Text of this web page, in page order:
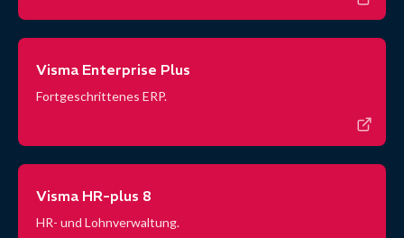
Visma Enterprise Plus
Fortgeschrittenes ERP.
Visma HR-plus 8
HR- und Lohnverwaltung.